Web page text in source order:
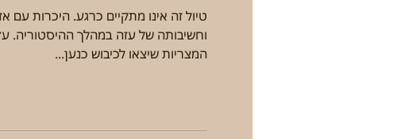
היסטוריה וארכיאולוגיה אמנות
טיול זה אינו מתקיים כרגע. היכרות עם
וחשיבותה של עזה במהלך ההיסטוריה.
המצריות שיצאו לכיבוש כנען...